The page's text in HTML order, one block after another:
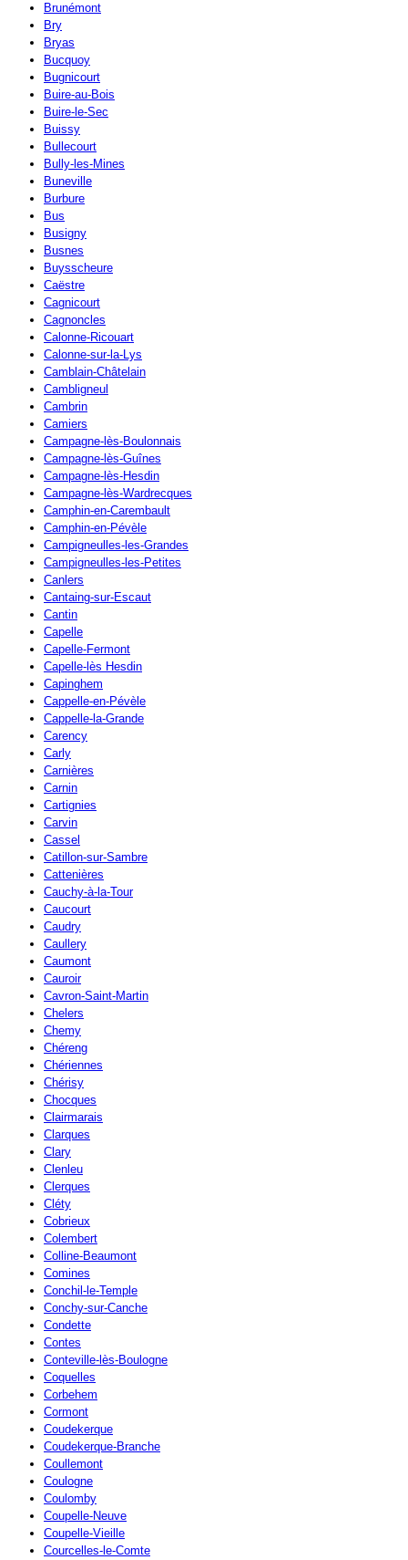
Brunémont
Bry
Bryas
Bucquoy
Bugnicourt
Buire-au-Bois
Buire-le-Sec
Buissy
Bullecourt
Bully-les-Mines
Buneville
Burbure
Bus
Busigny
Busnes
Buysscheure
Caëstre
Cagnicourt
Cagnoncles
Calonne-Ricouart
Calonne-sur-la-Lys
Camblain-Châtelain
Cambligneul
Cambrin
Camiers
Campagne-lès-Boulonnais
Campagne-lès-Guînes
Campagne-lès-Hesdin
Campagne-lès-Wardrecques
Camphin-en-Carembault
Camphin-en-Pévèle
Campigneulles-les-Grandes
Campigneulles-les-Petites
Canlers
Cantaing-sur-Escaut
Cantin
Capelle
Capelle-Fermont
Capelle-lès Hesdin
Capinghem
Cappelle-en-Pévèle
Cappelle-la-Grande
Carency
Carly
Carnières
Carnin
Cartignies
Carvin
Cassel
Catillon-sur-Sambre
Cattenières
Cauchy-à-la-Tour
Caucourt
Caudry
Caullery
Caumont
Cauroir
Cavron-Saint-Martin
Chelers
Chemy
Chéreng
Chériennes
Chérisy
Chocques
Clairmarais
Clarques
Clary
Clenleu
Clerques
Cléty
Cobrieux
Colembert
Colline-Beaumont
Comines
Conchil-le-Temple
Conchy-sur-Canche
Condette
Contes
Conteville-lès-Boulogne
Coquelles
Corbehem
Cormont
Coudekerque
Coudekerque-Branche
Coullemont
Coulogne
Coulomby
Coupelle-Neuve
Coupelle-Vieille
Courcelles-le-Comte